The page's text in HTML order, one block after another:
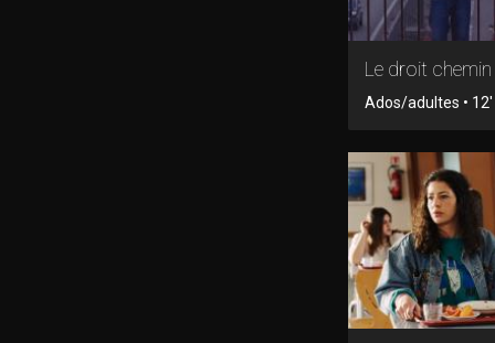
Le droit chemin
Ados/adultes • 12'